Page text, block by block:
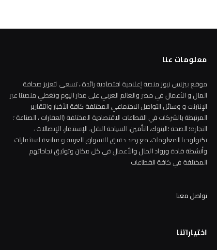
معلومات عنا
موقع بيزنس نيوز منصة إعلامية اقتصادية رائدة ، تسعى لتعزيز صحافة
المال و الأعمال في مصر والعالم العربي على مدار اليوم وتغطي منصتنا عبر
الإنترنت و وسائل التواصل الاجتماعي المختلفة كافة الأخبار والتقارير
المرتبطة بالشركات في القطاعات الاقتصادية المختلفة (العقارات ، الصناعة ؛
التجارة؛ الصحة ؛البنوك، التأمين، السياحة النقل، الإستثمار، الإتصالات ،
تكنولوجيا المعلومات، مع رصد دقيق للاسواق العربية و متابعة استثمارات
وأنشطة قادة ورواد المال والأعمال في كل مكان وتوثيق نجاحاتهم
المختلفة في كافة القطاعات
تواصل معنا
اختياراتنا